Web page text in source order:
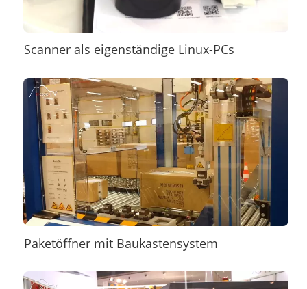
Scanner als eigenständige Linux-PCs
Paketöffner mit Baukastensystem